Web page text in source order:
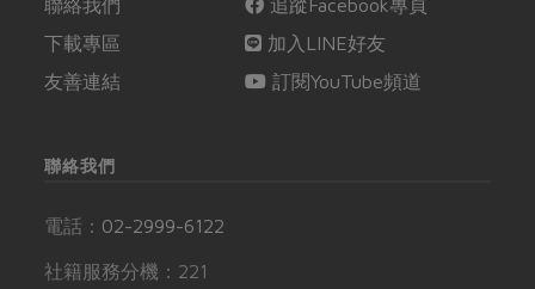
聯絡我們
下載專區
友善連結
追蹤Facebook專頁
加入LINE好友
訂閱YouTube頻道
聯絡我們
電話： 02-2999-6122
社籍服務分機：221